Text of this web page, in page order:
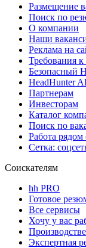
Размещение
Поиск по
О компании
Наши
Реклама на
Требования
Безопасный
HeadHunter
Партнерам
Инвесторам
Каталог
Поиск по
Работа рядом
Сетка:
Соискателям
hh PRO
Готовое
Все сервисы
Хочу у вас
Экспертная